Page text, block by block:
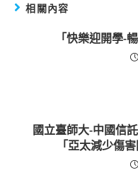
相關內容
「快樂迎開學-
國立臺師大-中國信
「亞太減少傷